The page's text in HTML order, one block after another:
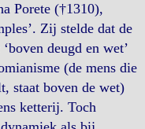
Porete (†1310),
Zij stelde dat de
deugd en wet’
(de mens die
staat boven de wet)
ketterij. Toch